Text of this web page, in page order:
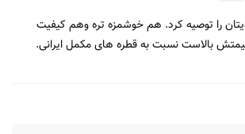
را توصیه کرد. هم خوشمزه تره وهم کیفیت
بالاست نسبت به قطره های مکمل ایرانی.